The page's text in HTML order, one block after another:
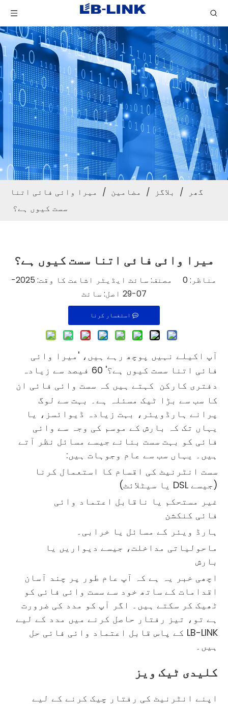
گھر / بلاگز / مضامین / میرا وائی فائی اتنا
سست کیوں ہے؟
میرا وائی فائی اتنا سست کیوں ہے؟
مناظر:0
مصنف: سائٹ ایڈیٹر اشاعت کا وقت: 2025-
07-29 اصل:
سائٹ
استفسار کرنا
آپ اکیلے نہیں پوچھ رہے ہیں، 'میرا وائی
فائی اتنا سست کیوں ہے؟'
60 فیصد سے زیادہ
دفتری کارکن کہتے ہیں کہ سست وائی فائی ان
کا سب سے بڑا ٹیک مسئلہ ہے۔ بہت سے لوگ
پرانے ہارڈویئر، بہت زیادہ ڈیوائسز، یا
یہاں تک کہ بارش کے موسم کی وجہ سے وائی
فائی کو بہت سست بنانے جیسے مسائل نظر آتے
ہیں۔ یہاں سب سے عام وجوہات ہیں:
سست انٹرنیٹ کی اقسام کا استعمال کرنا
(جیسے DSL یا سیٹلائٹ)
غیر مستحکم یا ناقابل اعتماد وائی
فائی کنکشن
ہارڈ ویئر کے مسائل یا خرابی۔
ماحولیاتی مداخلت، جیسے دیواریں یا
بارش
اچھی خبر یہ ہے کہ آپ عام طور پر چند آسان
اقدامات کے ساتھ خود سے سست وائی فائی کو
ٹھیک کر سکتے ہیں۔ اگر آپ کو مدد کی ضرورت
ہے تو، تیز رفتار حاصل کرنے میں مدد کے لیے
LB-LINK کے پاس قابل اعتماد وائی فائی حل
ہیں۔
کلیدی ٹیک ویز
اپنے انٹرنیٹ کی رفتار چیک کرنے کے لیے